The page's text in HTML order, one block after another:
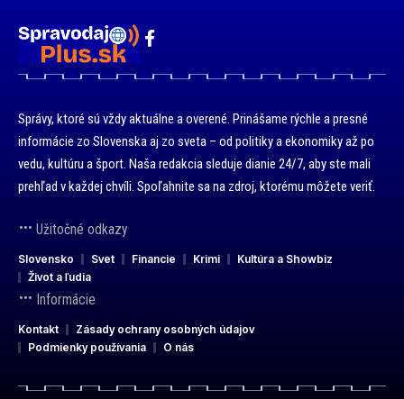
Správy, ktoré sú vždy aktuálne a overené. Prinášame rýchle a presné
informácie zo Slovenska aj zo sveta – od politiky a ekonomiky až po
vedu, kultúru a šport. Naša redakcia sleduje dianie 24/7, aby ste mali
prehľad v každej chvíli. Spoľahnite sa na zdroj, ktorému môžete veriť.
Užitočné odkazy
Slovensko Svet Financie Krimi
Kultúra a Showbiz
Život a ľudia
Informácie
Kontakt
Zásady ochrany osobných údajov
Podmienky používania
O nás